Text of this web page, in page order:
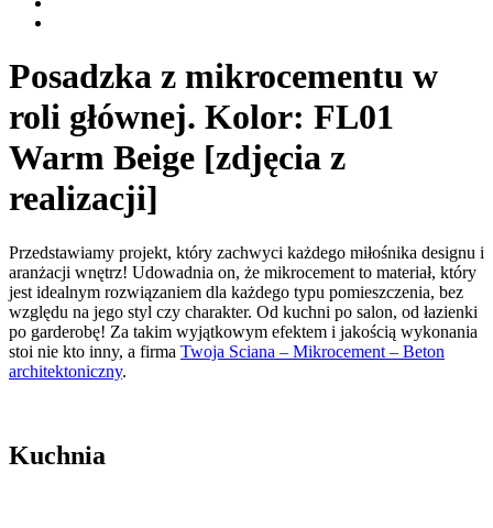
Posadzka z mikrocementu w
roli głównej. Kolor: FL01
Warm Beige [zdjęcia z
realizacji]
Przedstawiamy projekt, który zachwyci każdego miłośnika designu i
aranżacji wnętrz! Udowadnia on, że mikrocement to materiał, który
jest idealnym rozwiązaniem dla każdego typu pomieszczenia, bez
względu na jego styl czy charakter. Od kuchni po salon, od łazienki
po garderobę! Za takim wyjątkowym efektem i jakością wykonania
stoi nie kto inny, a firma Twoja Sciana – Mikrocement – Beton
architektoniczny.
Kuchnia